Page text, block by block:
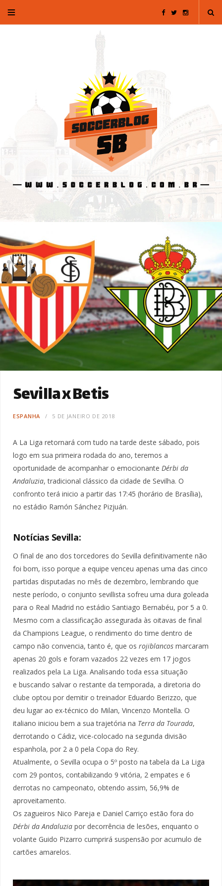
F T I
a
a
Sevilla x Betis
ESPANHA 5 DE JANEIRO DE 2018
A La Liga retornará com tudo na tarde deste sábado, pois
logo em sua primeira rodada do ano, teremos a
oportunidade de acompanhar o emocionante Dérbi da
Andaluzia, tradicional clássico da cidade de Sevilha. O
confronto terá inicio a partir das 17:45 (horário de Brasília),
no estádio Ramón Sánchez Pizjuán.
Notícias Sevilla:
O final de ano dos torcedores do Sevilla definitivamente não
foi bom, isso porque a equipe venceu apenas uma das cinco
partidas disputadas no mês de dezembro, lembrando que
neste período, o conjunto sevillista sofreu uma dura goleada
para o Real Madrid no estádio Santiago Bernabéu, por 5 a 0.
Mesmo com a classificação assegurada às oitavas de final
da Champions League, o rendimento do time dentro de
campo não convencia, tanto é, que os rojiblancos marcaram
apenas 20 gols e foram vazados 22 vezes em 17 jogos
realizados pela La Liga. Analisando toda essa situação
e buscando salvar o restante da temporada, a diretoria do
clube optou por demitir o treinador Eduardo Berizzo, que
deu lugar ao ex-técnico do Milan, Vincenzo Montella. O
italiano iniciou bem a sua trajetória na Terra da Tourada,
derrotando o Cádiz, vice-colocado na segunda divisão
espanhola, por 2 a 0 pela Copa do Rey.
Atualmente, o Sevilla ocupa o 5º posto na tabela da La Liga
com 29 pontos, contabilizando 9 vitória, 2 empates e 6
derrotas no campeonato, obtendo assim, 56,9% de
aproveitamento.
Os zagueiros Nico Pareja e Daniel Carriço estão fora do
Dérbi da Andaluzia por decorrência de lesões, enquanto o
volante Guido Pizarro cumprirá suspensão por acumulo de
cartões amarelos.